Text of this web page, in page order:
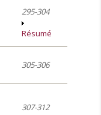
295-304
Résumé
305-306
307-312